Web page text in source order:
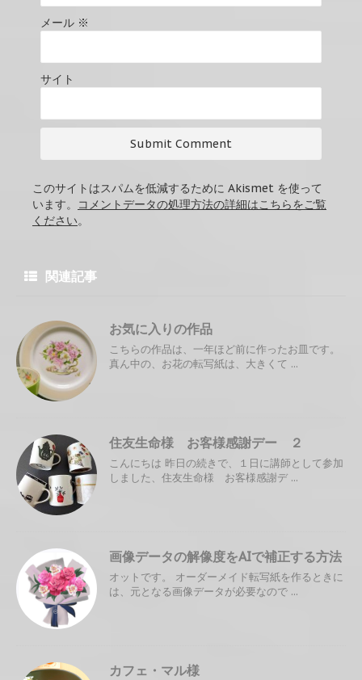
メール ※
サイト
このサイトはスパムを低減するために Akismet を使って
います。
コメントデータの処理方法の詳細はこちらをご覧
ください。
関連記事
お気に入りの作品
こちらの作品は、一年ほど前に作ったお皿です。
真ん中の、お花の転写紙は、大きくて ...
住友生命様 お客様感謝デー ２
こんにちは 昨日の続きで、１日に講師として参加
しました、住友生命様 お客様感謝デ ...
画像データの解像度をAIで補正する方法
オットです。 オーダーメイド転写紙を作るときに
は、元となる画像データが必要なので ...
カフェ・マル様